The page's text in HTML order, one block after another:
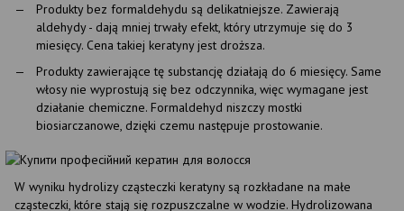
Produkty bez formaldehydu są delikatniejsze. Zawierają
aldehydy - dają mniej trwały efekt, który utrzymuje się do 3
miesięcy. Cena takiej keratyny jest droższa.
Produkty zawierające tę substancję działają do 6 miesięcy. Same
włosy nie wyprostują się bez odczynnika, więc wymagane jest
działanie chemiczne. Formaldehyd niszczy mostki
biosiarczanowe, dzięki czemu następuje prostowanie.
W wyniku hydrolizy cząsteczki keratyny są rozkładane na małe
cząsteczki, które stają się rozpuszczalne w wodzie. Hydrolizowana